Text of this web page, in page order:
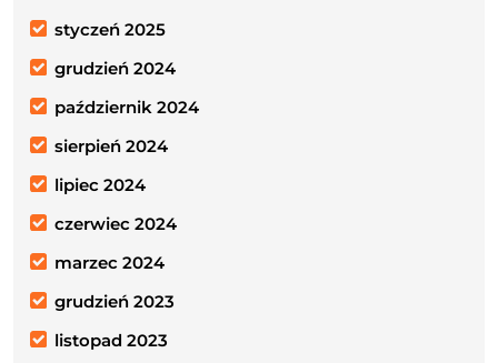
styczeń 2025
grudzień 2024
październik 2024
sierpień 2024
lipiec 2024
czerwiec 2024
marzec 2024
grudzień 2023
listopad 2023